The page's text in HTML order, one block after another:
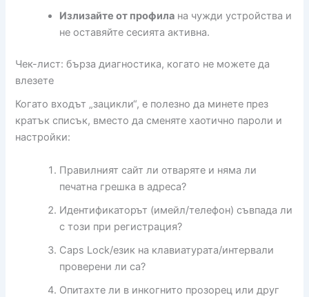
Излизайте от профила на чужди устройства и
не оставяйте сесията активна.
Чек-лист: бърза диагностика, когато не можете да
влезете
Когато входът „зацикли“, е полезно да минете през
кратък списък, вместо да сменяте хаотично пароли и
настройки:
Правилният сайт ли отваряте и няма ли
печатна грешка в адреса?
Идентификаторът (имейл/телефон) съвпада ли
с този при регистрация?
Caps Lock/език на клавиатурата/интервали
проверени ли са?
Опитахте ли в инкогнито прозорец или друг